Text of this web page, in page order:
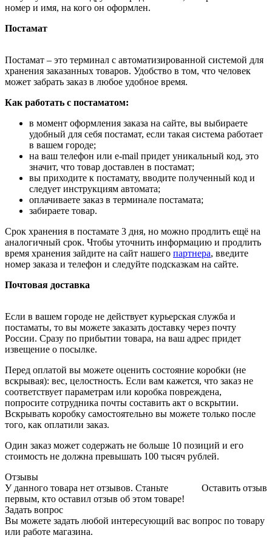
номер и имя, на кого он оформлен.
Постамат
Постамат – это терминал с автоматизированной системой для
хранения заказанных товаров. Удобство в том, что человек
может забрать заказ в любое удобное время.
Как работать с постаматом:
в момент оформления заказа на сайте, вы выбираете
удобный для себя постамат, если такая система работает
в вашем городе;
на ваш телефон или e-mail придет уникальный код, это
значит, что товар доставлен в постамат;
вы приходите к постамату, вводите полученный код и
следует инструкциям автомата;
оплачиваете заказ в терминале постамата;
забираете товар.
Срок хранения в постамате 3 дня, но можно продлить ещё на
аналогичный срок. Чтобы уточнить информацию и продлить
время хранения зайдите на сайт нашего партнера, введите
номер заказа и телефон и следуйте подсказкам на сайте.
Почтовая доставка
Если в вашем городе не действует курьерская служба и
постаматы, то вы можете заказать доставку через почту
России. Сразу по прибытии товара, на ваш адрес придет
извещение о посылке.
Перед оплатой вы можете оценить состояние коробки (не
вскрывая): вес, целостность. Если вам кажется, что заказ не
соответствует параметрам или коробка повреждена,
попросите сотрудника почты составить акт о вскрытии.
Вскрывать коробку самостоятельно вы можете только после
того, как оплатили заказ.
Один заказ может содержать не больше 10 позиций и его
стоимость не должна превышать 100 тысяч рублей.
Отзывы
Оставить отзыв
У данного товара нет отзывов. Станьте
первым, кто оставил отзыв об этом товаре!
Задать вопрос
Вы можете задать любой интересующий вас вопрос по товару
или работе магазина.